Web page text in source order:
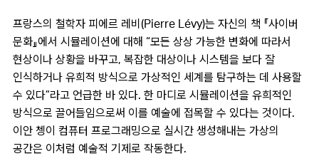
프랑스의 철학자 피에르 레비(Pierre Lévy)는 자신의 책 『사이버
문화』에서 시뮬레이션에 대해 “모든 상상 가능한 변화에 따라서
현상이나 상황을 바꾸고, 복잡한 대상이나 시스템을 보다 잘
인식하거나 유희적 방식으로 가상적인 세계를 탐구하는 데 사용할
수 있다”라고 언급한 바 있다. 한 마디로 시뮬레이션을 유희적인
방식으로 끌어들임으로써 이를 예술에 접목할 수 있다는 것이다.
이안 쳉이 컴퓨터 프로그래밍으로 실시간 생성해내는 가상의
공간은 이처럼 예술적 기제로 작동한다.